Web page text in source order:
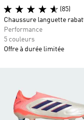
(85)
Chaussure languette
Performance
5 couleurs
Offre à durée limitée